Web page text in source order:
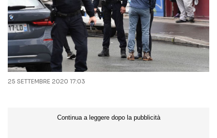
25 SETTEMBRE 2020 17:03